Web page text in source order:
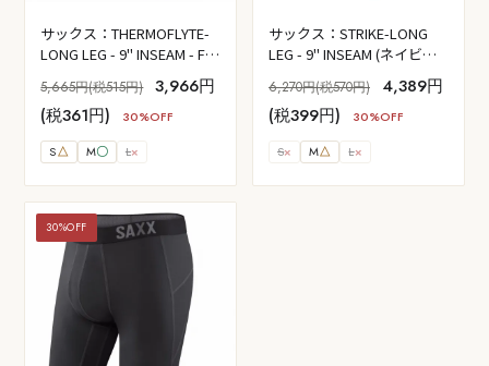
サックス：THERMOFLYTE-
LONG LEG - 9" INSEAM - FLY
(ネイビーネオングリーン）
5,665円(税515円) 3,966円
(税361円)
30%OFF
S△ M〇 L×
サックス：STRIKE-LONG
LEG - 9" INSEAM (ネイビー
6,270円(税570円)
4,389円
(税399円)
30%OFF
S× M△ L×
30%OFF